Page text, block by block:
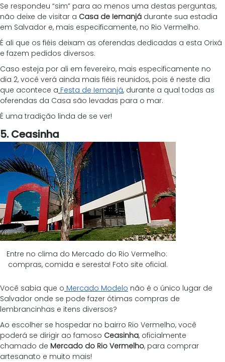
Se respondeu “sim” para ao menos uma destas perguntas,
não deixe de visitar a Casa de Iemanjá durante sua estadia
em Salvador e, mais especificamente, no Rio Vermelho.
É ali que os fiéis deixam as oferendas dedicadas a esta Orixá
e fazem pedidos diversos.
Caso esteja por ali em fevereiro, mais especificamente no
dia 2, você verá ainda mais fiéis reunidos, pois é neste dia
que acontece a Festa de Iemanjá, durante a qual todas as
oferendas da Casa são levadas para o mar.
É uma tradição linda de se ver!
5. Ceasinha
Entre no clima do Mercado do Rio Vermelho:
compras, comida e seresta! Foto site oficial.
Você sabia que o Mercado Modelo não é o único lugar de
Salvador onde se pode fazer ótimas compras de
lembrancinhas e itens diversos?
Ao escolher se hospedar no bairro Rio Vermelho, você
poderá se dirigir ao famoso Ceasinha, oficialmente
chamado de Mercado do Rio Vermelho, para comprar
artesanato e muito mais!